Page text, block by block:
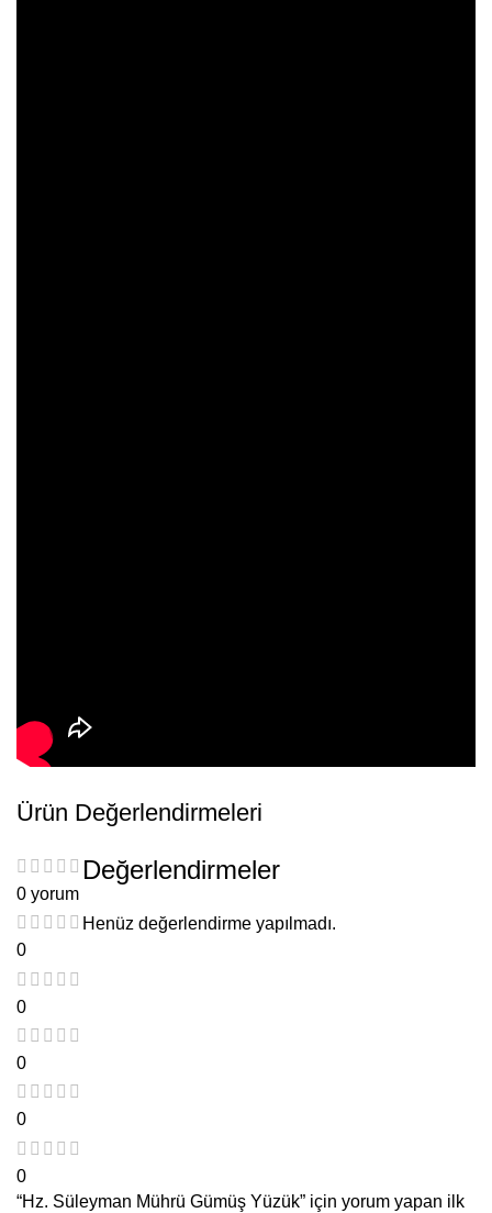
Ürün Değerlendirmeleri
0 yorum
0
0
0
0
0
Değerlendirmeler
Henüz değerlendirme yapılmadı.
“Hz. Süleyman Mührü Gümüş Yüzük” için yorum yapan ilk